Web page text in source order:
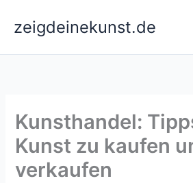
Inhalt
springen
zeigdeinekunst.de
Kunsthandel:
Kunst zu kaufen
verkaufen